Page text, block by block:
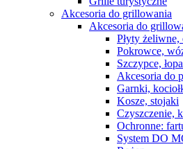
Akcesoria do grillowania
Akcesoria do
Płyty żeliwne,
Pokrowce,
Szczypce,
Akcesoria do
Garnki,
Kosze, stojaki
Czyszczenie,
Ochronne:
System DO